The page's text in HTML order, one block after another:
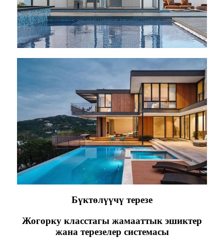
Бүктөлүүчү терезе
Жогорку класстагы жамааттык эшиктер
жана терезелер системасы